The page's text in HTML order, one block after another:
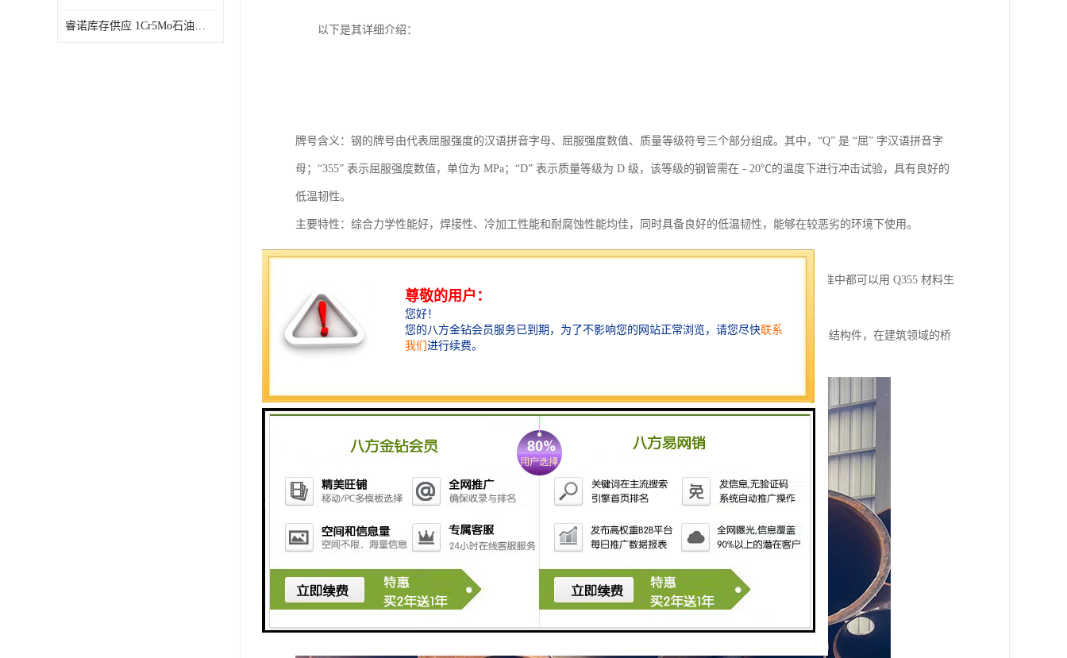
睿诺库存供应 1Cr5Mo石油裂化管 优良材质 抗压性强 以下是其详细介绍：
牌号含义：钢的牌号由代表屈服强度的汉语拼音字母、屈服强度数值、质量等级符号三个部分组成。其中，“Q” 是 “屈” 字汉语拼音字
母；“355” 表示屈服强度数值，单位为 MPa；“D” 表示质量等级为 D 级，该等级的钢管需在 - 20℃的温度下进行冲击试验，具有良好的
低温韧性。
主要特性：综合力学性能好，焊接性、冷加工性能和耐腐蚀性能均佳，同时具备良好的低温韧性，能够在较恶劣的环境下使用。
力学性能：抗拉强度为 490-675MPa，屈服强度≥355MPa，伸长率≥22%。
执行标准：无缝钢管标准主要有 GB/T8162、GB/T8163、GB/T3639、GB3087、GB9948、GB5310 等，这些标准中都可以用 Q355 材料生
产。
应用领域：广泛应用于船舶、锅炉、压力容器、石油储罐、桥梁、电站设备、起重运输机械等较高载荷的焊接结构件，在建筑领域的桥